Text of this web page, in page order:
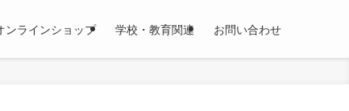
ンラインショップ 学校・教育関連 お問い合わせ